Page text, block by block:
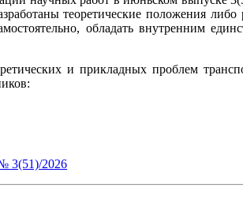
теоретические положения либо
обладать внутренним
и прикладных проблем
3(51)/2026